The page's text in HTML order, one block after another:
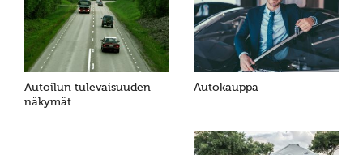
Autoilun tulevaisuuden
näkymät
Autokauppa